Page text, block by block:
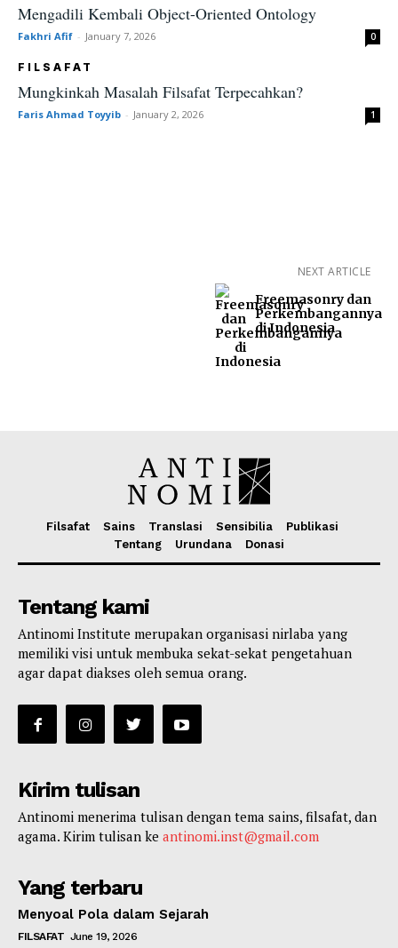
Mengadili Kembali Object-Oriented Ontology
Fakhri Afif - January 7, 2026 0
FILSAFAT
Mungkinkah Masalah Filsafat Terpecahkan?
Faris Ahmad Toyyib - January 2, 2026 1
NEXT ARTICLE
Freemasonry dan
Perkembangannya
di Indonesia
Filsafat Sains Translasi Sensibilia
Publikasi
Tentang
Urundana Donasi
Tentang kami
Antinomi Institute merupakan organisasi nirlaba yang
memiliki visi untuk membuka sekat-sekat pengetahuan
agar dapat diakses oleh semua orang.
Kirim tulisan
Antinomi menerima tulisan dengan tema sains, filsafat, dan
agama. Kirim tulisan ke antinomi.inst@gmail.com
Yang terbaru
Menyoal Pola dalam Sejarah
FILSAFAT June 19, 2026